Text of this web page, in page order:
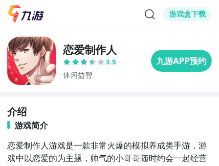
游戏盒下载
恋爱制作人
3.5
休闲益智
介绍
游戏简介
恋爱制作人游戏是一款非常火爆的模拟养成类手游，游
戏中以恋爱的为主题，帅气的小哥哥随时约会一起经营